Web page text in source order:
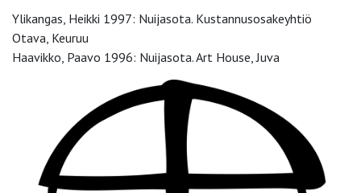
Ylikangas, Heikki 1997: Nuijasota. Kustannusosakeyhtiö
Otava, Keuruu
Haavikko, Paavo 1996: Nuijasota. Art House, Juva